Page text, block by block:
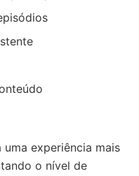
experiência mais
o nível de